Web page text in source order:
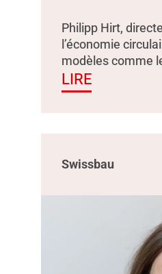
Philipp Hirt,
l’économie
modèles comme
LIRE
Swissbau